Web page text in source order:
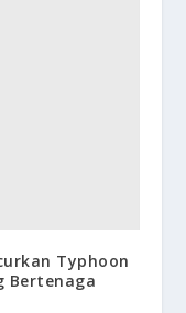
Typhoon
Bertenaga